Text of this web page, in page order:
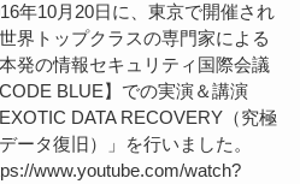
年10月20日に、東京で開催され
界トップクラスの専門家による
発の情報セキュリティ国際会議
CODE BLUE】での実演＆講演
EXOTIC DATA RECOVERY（究極
ータ復旧）」を行いました。
www.youtube.com/watch?